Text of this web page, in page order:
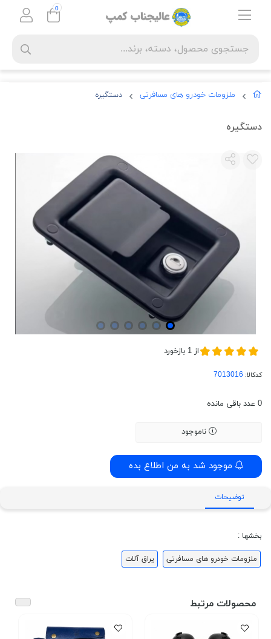
ملزومات خودرو های مسافرتی دستگیره
دستگیره
از 1 بازخورد
کدکالا:
0 عدد باقی مانده
ناموجود
موجود شد به من اطلاع بده
توضیحات
بخشها :
ملزومات خودرو های مسافرتی یراق آلات
محصولات مرتبط
0